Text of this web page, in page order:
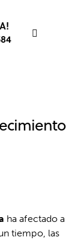
ha afectado a
tiempo, las